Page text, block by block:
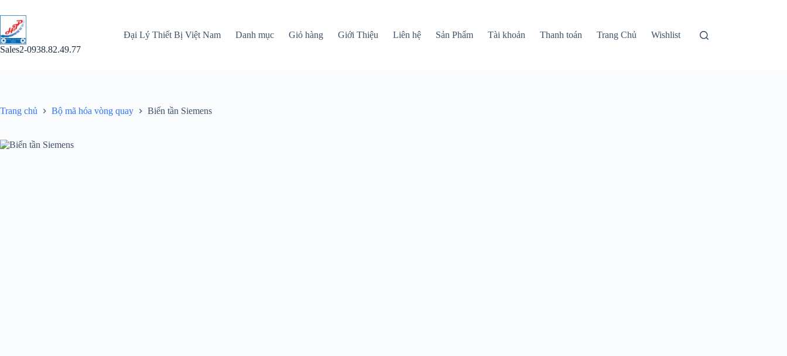
đến
phần
nội
dung
Sales2-0938.82.49.77
Đại Lý Thiết Bị Việt Nam Danh mục Giỏ hàng Giới Thiệu Liên hệ Sản Phẩm Tài khoản Thanh toán Trang Chủ Wishlist
Trang chủ Bộ mã hóa vòng quay Biến tần Siemens